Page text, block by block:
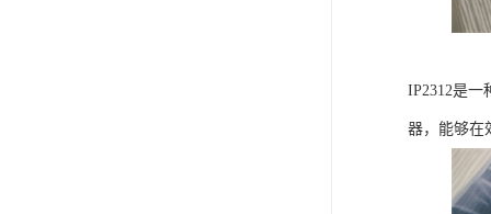
IP2312是一
器，能够在